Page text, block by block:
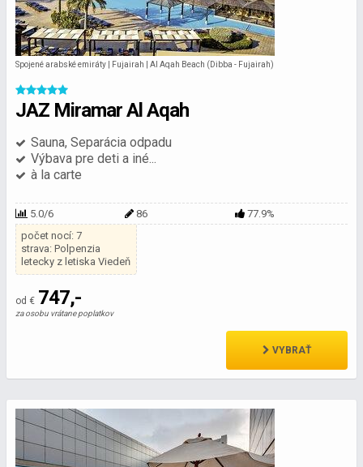
Spojené arabské emiráty | Fujairah | Al Aqah Beach (Dibba - Fujairah)
JAZ Miramar Al Aqah
Sauna, Separácia odpadu
Výbava pre deti a iné...
à la carte
5.0/6 86
77.9%
počet nocí: 7
strava: Polpenzia
letecky z letiska Viedeň
od € 747,-
za osobu vrátane poplatkov
VYBRAŤ